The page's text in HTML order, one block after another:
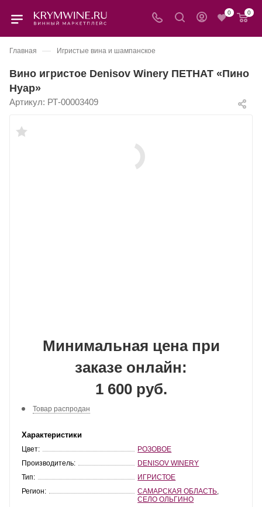
0 0
Главная — Игристые вина и шампанское
Вино игристое Denisov Winery ПЕТНАТ «Пино
Нуар»
Артикул: РТ-00003409
Минимальная цена при
заказе онлайн:
1 600 руб.
Товар распродан
Характеристики
Цвет:
РОЗОВОЕ
Производитель:
DENISOV WINERY
Тип:
ИГРИСТОЕ
Регион:
САМАРСКАЯ ОБЛАСТЬ
СЕЛО ОЛЬГИНО